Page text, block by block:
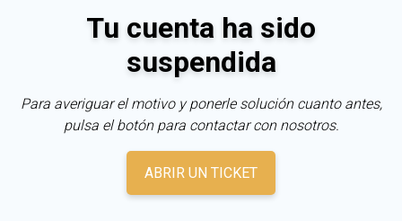
Tu cuenta ha sido
suspendida
Para averiguar el motivo y ponerle solución cuanto antes,
pulsa el botón para contactar con nosotros.
ABRIR UN TICKET